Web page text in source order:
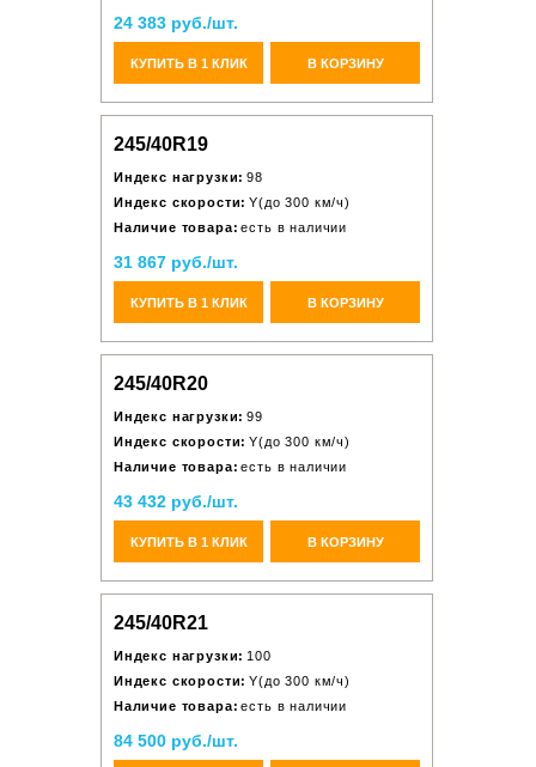
24 383 руб./шт.
КУПИТЬ В 1 КЛИК В КОРЗИНУ
245/40R19
Индекс нагрузки: 98
Индекс скорости: Y(до 300 км/ч)
Наличие товара: есть в наличии
31 867 руб./шт.
КУПИТЬ В 1 КЛИК В КОРЗИНУ
245/40R20
Индекс нагрузки: 99
Индекс скорости: Y(до 300 км/ч)
Наличие товара: есть в наличии
43 432 руб./шт.
КУПИТЬ В 1 КЛИК В КОРЗИНУ
245/40R21
Индекс нагрузки: 100
Индекс скорости: Y(до 300 км/ч)
Наличие товара: есть в наличии
84 500 руб./шт.